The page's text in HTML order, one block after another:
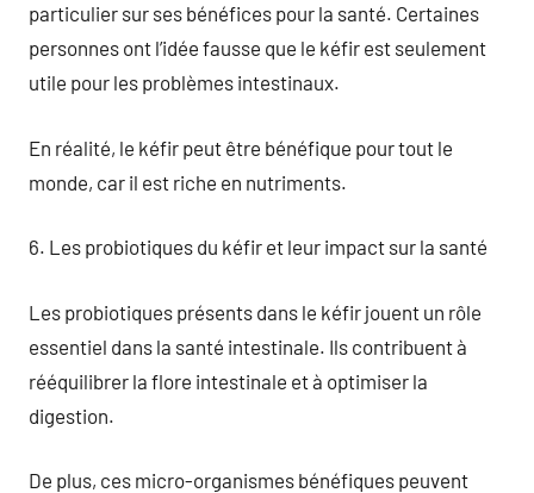
particulier sur ses bénéfices pour la santé. Certaines
personnes ont l’idée fausse que le kéfir est seulement
utile pour les problèmes intestinaux.
En réalité, le kéfir peut être bénéfique pour tout le
monde, car il est riche en nutriments.
6. Les probiotiques du kéfir et leur impact sur la santé
Les probiotiques présents dans le kéfir jouent un rôle
essentiel dans la santé intestinale. Ils contribuent à
rééquilibrer la flore intestinale et à optimiser la
digestion.
De plus, ces micro-organismes bénéfiques peuvent